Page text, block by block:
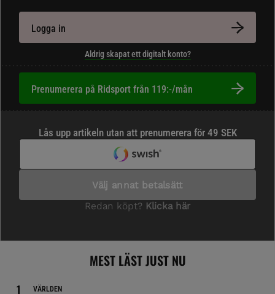
Logga in
Aldrig skapat ett digitalt konto?
Prenumerera på Ridsport från 119:-/mån
MEST LÄST JUST NU
VÄRLDEN